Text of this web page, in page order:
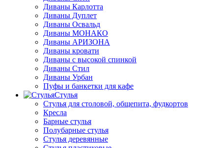
Диваны Карлотта
Диваны Дуплет
Диваны Освальд
Диваны МОНАКО
Диваны АРИЗОНА
Диваны кровати
Диваны с высокой спинкой
Диваны Стил
Диваны Урбан
Пуфы и банкетки для кафе
Стулья
Стулья для столовой, общепита, фудкортов
Кресла
Барные стулья
Полубарные стулья
Стулья деревянные